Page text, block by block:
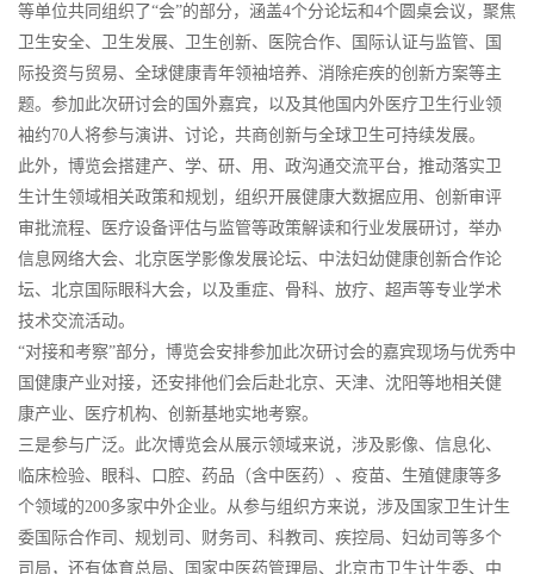
等单位共同组织了“会”的部分，涵盖4个分论坛和4个圆桌会议，聚焦
卫生安全、卫生发展、卫生创新、医院合作、国际认证与监管、国
际投资与贸易、全球健康青年领袖培养、消除疟疾的创新方案等主
题。参加此次研讨会的国外嘉宾，以及其他国内外医疗卫生行业领
袖约70人将参与演讲、讨论，共商创新与全球卫生可持续发展。
此外，博览会搭建产、学、研、用、政沟通交流平台，推动落实卫
生计生领域相关政策和规划，组织开展健康大数据应用、创新审评
审批流程、医疗设备评估与监管等政策解读和行业发展研讨，举办
信息网络大会、北京医学影像发展论坛、中法妇幼健康创新合作论
坛、北京国际眼科大会，以及重症、骨科、放疗、超声等专业学术
技术交流活动。
“对接和考察”部分，博览会安排参加此次研讨会的嘉宾现场与优秀中
国健康产业对接，还安排他们会后赴北京、天津、沈阳等地相关健
康产业、医疗机构、创新基地实地考察。
三是参与广泛。此次博览会从展示领域来说，涉及影像、信息化、
临床检验、眼科、口腔、药品（含中医药）、疫苗、生殖健康等多
个领域的200多家中外企业。从参与组织方来说，涉及国家卫生计生
委国际合作司、规划司、财务司、科教司、疾控局、妇幼司等多个
司局，还有体育总局、国家中医药管理局、北京市卫生计生委、中